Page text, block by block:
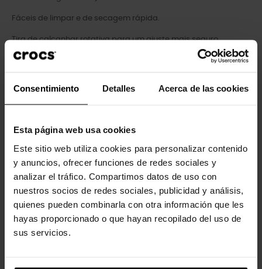
Consentimiento Detalles Acerca de las cookies
Esta página web usa cookies
Este sitio web utiliza cookies para personalizar contenido
y anuncios, ofrecer funciones de redes sociales y
analizar el tráfico. Compartimos datos de uso con
nuestros socios de redes sociales, publicidad y análisis,
quienes pueden combinarla con otra información que les
hayas proporcionado o que hayan recopilado del uso de
sus servicios.
Fáceis de limpar e de secagem rápida.
Tira de calcanhar rotativa para um ajuste mais seguro.
Personalizáveis com os pins Jibbitz
graus.
Clientes que compraram este
produto também compraram:
-20%